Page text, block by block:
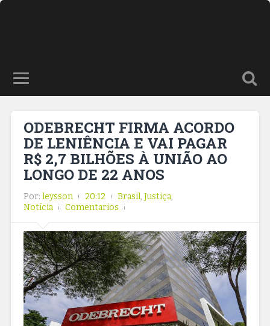
ODEBRECHT FIRMA ACORDO
DE LENIÊNCIA E VAI PAGAR
R$ 2,7 BILHÕES À UNIÃO AO
LONGO DE 22 ANOS
Por: leysson 20:12 Brasil, Justiça,
Notícia
Comentarios